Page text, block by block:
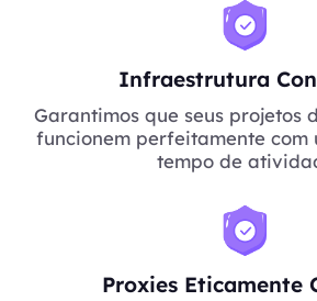
Infraestrutura
Garantimos que seus projetos
funcionem perfeitamente com
tempo de
Proxies Eticamente